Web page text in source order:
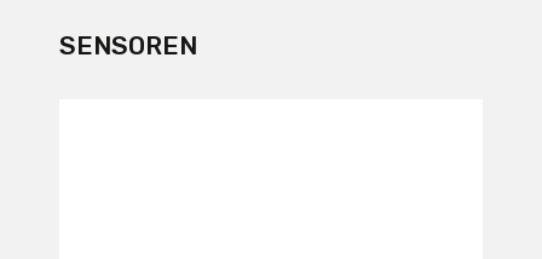
SENSOREN